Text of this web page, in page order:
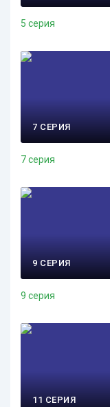
5 серия
7 СЕРИЯ
7 серия
9 СЕРИЯ
9 серия
11 СЕРИЯ